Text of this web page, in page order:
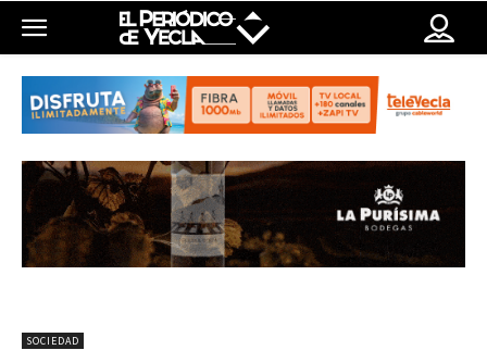
SOCIEDAD